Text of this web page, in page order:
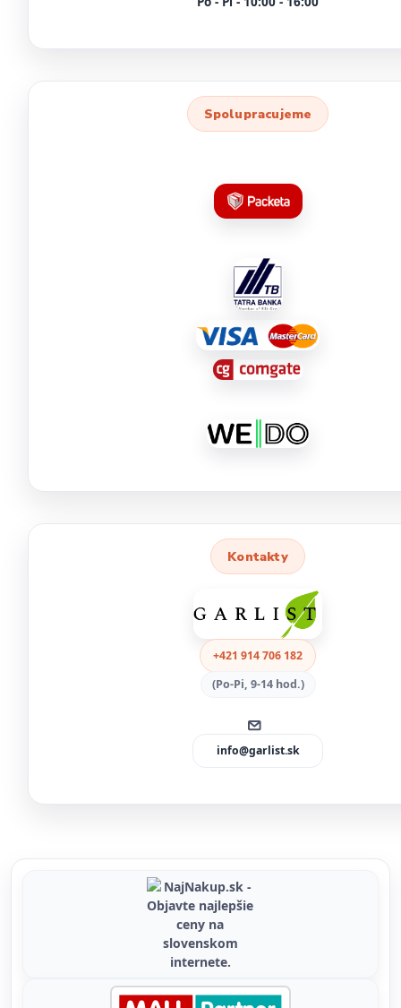
Spolupracujeme
Kontakty
+421 914 706 182
(Po-Pi, 9-14 hod.)
info@garlist.sk